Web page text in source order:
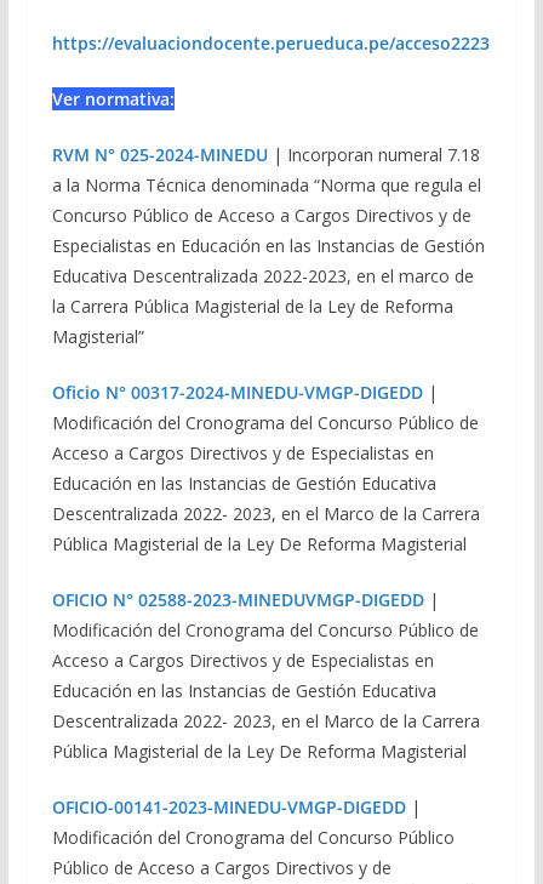
https://evaluaciondocente.perueduca.pe/acceso2223
Ver normativa:
RVM N° 025-2024-MINEDU| Incorporan numeral 7.18
a la Norma Técnica denominada “Norma que regula el
Concurso Público de Acceso a Cargos Directivos y de
Especialistas en Educación en las Instancias de Gestión
Educativa Descentralizada 2022-2023, en el marco de
la Carrera Pública Magisterial de la Ley de Reforma
Magisterial”
Oficio N° 00317-2024-MINEDU-VMGP-DIGEDD|
Modificación del Cronograma del Concurso Público de
Acceso a Cargos Directivos y de Especialistas en
Educación en las Instancias de Gestión Educativa
Descentralizada 2022- 2023, en el Marco de la Carrera
Pública Magisterial de la Ley De Reforma Magisterial
OFICIO N° 02588-2023-MINEDUVMGP-DIGEDD|
Modificación del Cronograma del Concurso Público de
Acceso a Cargos Directivos y de Especialistas en
Educación en las Instancias de Gestión Educativa
Descentralizada 2022- 2023, en el Marco de la Carrera
Pública Magisterial de la Ley De Reforma Magisterial
OFICIO-00141-2023-MINEDU-VMGP-DIGEDD|
Modificación del Cronograma del Concurso Público
Público de Acceso a Cargos Directivos y de